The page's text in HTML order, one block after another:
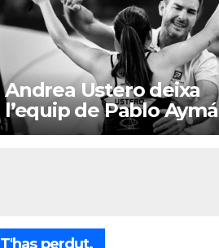
Andrea Ustero deixa
l’equip de Pablo Aymá
T'has perdut.